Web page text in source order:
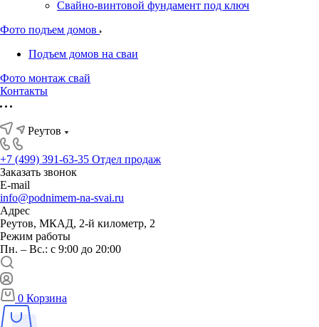
Свайно-винтовой фундамент под ключ
Фото подъем домов
Подъем домов на сваи
Фото монтаж свай
Контакты
Реутов
+7 (499) 391-63-35 Отдел продаж
Заказать звонок
E-mail
info@podnimem-na-svai.ru
Адрес
Реутов, МКАД, 2-й километр, 2
Режим работы
Пн. – Вс.: с 9:00 до 20:00
0 Корзина